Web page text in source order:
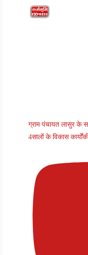
ग्राम पंचायत लासुर के
4सालों के विकास